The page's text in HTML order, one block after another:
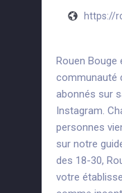
https://
Rouen Bouge
communauté
abonnés sur
Instagram.
personnes
sur notre
des 18-30,
votre